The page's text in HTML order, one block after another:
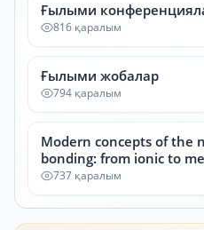
Ғылыми
816 қаралым
Ғылыми жобалар
794 қаралым
Modern concepts of the
bonding: from ionic to
737 қаралым